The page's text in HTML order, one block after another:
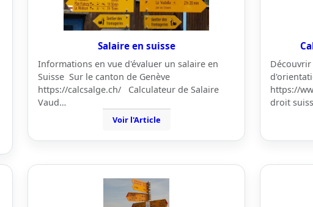
Salaire en suisse
Informations en vue d'évaluer un salaire en
Suisse Sur le canton de Genève
https://calcsalge.ch/ Calculateur de Salaire
Vaud…
Voir l'Article
https://
droit